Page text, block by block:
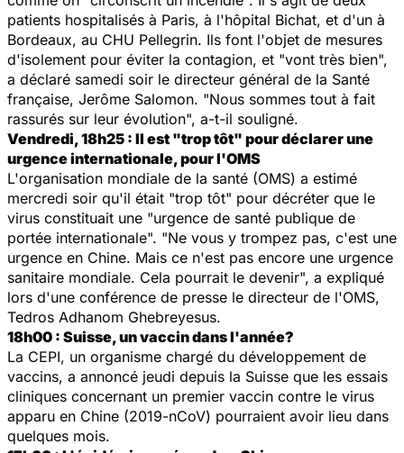
patients hospitalisés à Paris, à l'hôpital Bichat, et d'un à
Bordeaux, au CHU Pellegrin. Ils font l'objet de mesures
d'isolement pour éviter la contagion, et "vont très bien",
a déclaré samedi soir le directeur général de la Santé
française, Jerôme Salomon. "Nous sommes tout à fait
rassurés sur leur évolution", a-t-il souligné.
Vendredi, 18h25 : Il est "trop tôt" pour déclarer une
urgence internationale, pour l'OMS
L'organisation mondiale de la santé (OMS) a estimé
mercredi soir qu'il était "trop tôt" pour décréter que le
virus constituait une "urgence de santé publique de
portée internationale". "Ne vous y trompez pas, c'est une
urgence en Chine. Mais ce n'est pas encore une urgence
sanitaire mondiale. Cela pourrait le devenir", a expliqué
lors d'une conférence de presse le directeur de l'OMS,
Tedros Adhanom Ghebreyesus.
18h00 : Suisse, un vaccin dans l'année?
La CEPI, un organisme chargé du développement de
vaccins, a annoncé jeudi depuis la Suisse que les essais
cliniques concernant un premier vaccin contre le virus
apparu en Chine (2019-nCoV) pourraient avoir lieu dans
quelques mois.